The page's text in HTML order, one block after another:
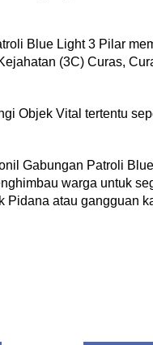
Blue Light 3 Pilar
(3C) Curas,
Objek Vital tertentu
Gabungan Patroli
warga untuk
Pidana atau gangguan